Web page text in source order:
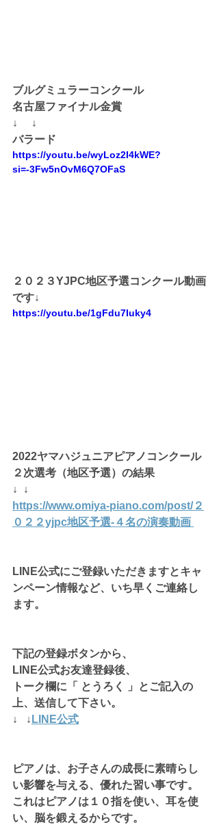
ブルグミュラーコンクール
名古屋ファイナル金賞
↓ 　↓
バラード
https://youtu.be/wyLoz2I4kWE?
si=-3Fw5nOvM6Q7OFaS
２０２３YJPC地区予選コンクール動画
です↓
https://youtu.be/1gFdu7Iuky4
2022ヤマハジュニアピアノコンクール
２次選考（地区予選）の結果
↓  ↓
https://www.omiya-piano.com/post/２
０２２yjpc地区予選-４名の演奏動画
LINE公式にご登録いただきますとキャ
ンペーン情報など、いち早くご連絡し
ます。
下記の登録ボタンから、
LINE公式お友達登録後、
トーク欄に「 とうろく 」とご記入の
上、送信して下さい。
↓   ↓ LINE公式
ピアノは、お子さんの成長に素晴らし
い影響を与える、優れた習い事です。
これはピアノは１０指を使い、耳を使
い、脳を鍛えるからです。